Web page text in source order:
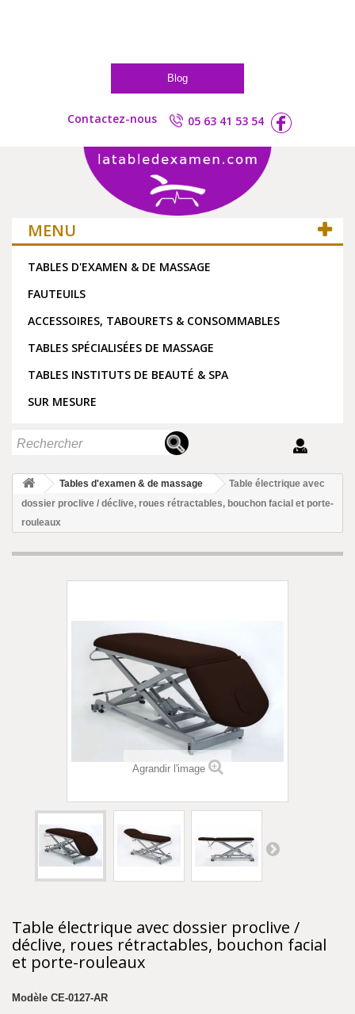
Blog
Contactez-nous 05 63 41 53 54
MENU
TABLES D'EXAMEN & DE MASSAGE
FAUTEUILS
ACCESSOIRES, TABOURETS & CONSOMMABLES
TABLES SPÉCIALISÉES DE MASSAGE
TABLES INSTITUTS DE BEAUTÉ & SPA
SUR MESURE
Tables d'examen & de massage
Table électrique avec
dossier proclive / déclive, roues rétractables, bouchon facial et porte-
rouleaux
Agrandir l'image
Table électrique avec dossier proclive /
déclive, roues rétractables, bouchon facial
et porte-rouleaux
Modèle CE-0127-AR